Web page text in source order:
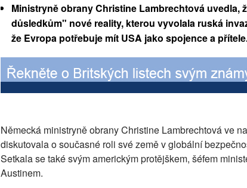
Ministryně obrany Christine Lambrechtová uvedla,
důsledkům" nové reality, kterou vyvolala ruská
že Evropa potřebuje mít USA jako spojence a
Německá ministryně obrany Christine Lambrechtová ve
diskutovala o současné roli své země v globální
Setkala se také svým americkým protějškem, šéfem
Austinem.